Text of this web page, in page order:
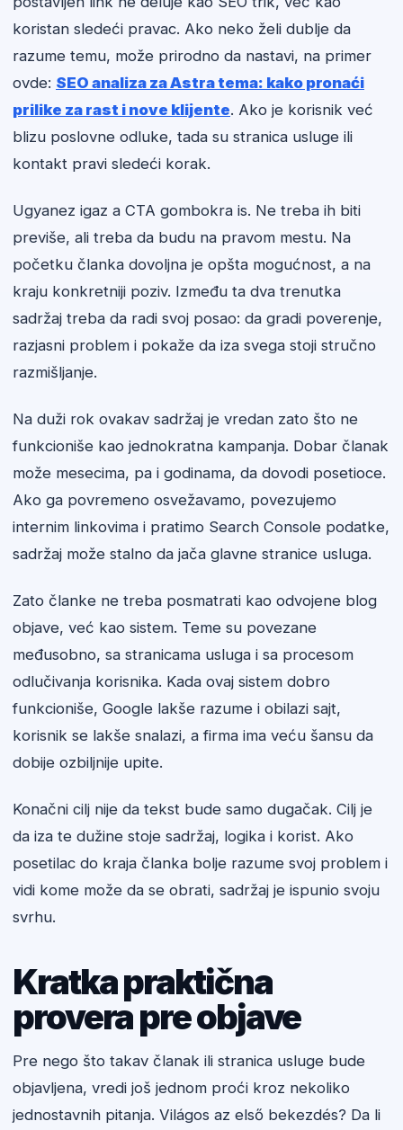
koristan sledeći pravac. Ako neko želi dublje da
razume temu, može prirodno da nastavi, na primer
ovde: SEO analiza za Astra tema: kako pronaći
prilike za rast i nove klijente. Ako je korisnik već
blizu poslovne odluke, tada su stranica usluge ili
kontakt pravi sledeći korak.
Ugyanez igaz a CTA gombokra is. Ne treba ih biti
previše, ali treba da budu na pravom mestu. Na
početku članka dovoljna je opšta mogućnost, a na
kraju konkretniji poziv. Između ta dva trenutka
sadržaj treba da radi svoj posao: da gradi poverenje,
razjasni problem i pokaže da iza svega stoji stručno
razmišljanje.
Na duži rok ovakav sadržaj je vredan zato što ne
funkcioniše kao jednokratna kampanja. Dobar članak
može mesecima, pa i godinama, da dovodi posetioce.
Ako ga povremeno osvežavamo, povezujemo
internim linkovima i pratimo Search Console podatke,
sadržaj može stalno da jača glavne stranice usluga.
Zato članke ne treba posmatrati kao odvojene blog
objave, već kao sistem. Teme su povezane
međusobno, sa stranicama usluga i sa procesom
odlučivanja korisnika. Kada ovaj sistem dobro
funkcioniše, Google lakše razume i obilazi sajt,
korisnik se lakše snalazi, a firma ima veću šansu da
dobije ozbiljnije upite.
Konačni cilj nije da tekst bude samo dugačak. Cilj je
da iza te dužine stoje sadržaj, logika i korist. Ako
posetilac do kraja članka bolje razume svoj problem i
vidi kome može da se obrati, sadržaj je ispunio svoju
svrhu.
Kratka praktična
provera pre objave
Pre nego što takav članak ili stranica usluge bude
objavljena, vredi još jednom proći kroz nekoliko
jednostavnih pitanja. Világos az első bekezdés? Da li